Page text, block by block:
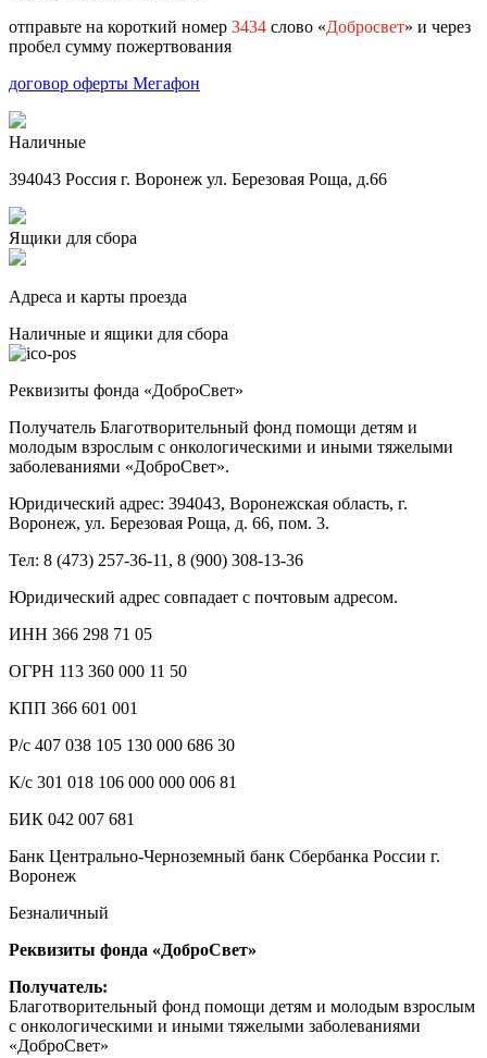
отправьте на короткий номер 3434 слово «Добросвет» и через
пробел сумму пожертвования
договор оферты Мегафон
Наличные
394043 Россия г. Воронеж ул. Березовая Роща, д.66
Ящики для сбора
Адреса и карты проезда
Наличные и ящики для сбора
Реквизиты фонда «ДоброСвет»
Получатель Благотворительный фонд помощи детям и
молодым взрослым с онкологическими и иными тяжелыми
заболеваниями «ДоброСвет».
Юридический адрес: 394043, Воронежская область, г.
Воронеж, ул. Березовая Роща, д. 66, пом. 3.
Тел: 8 (473) 257-36-11, 8 (900) 308-13-36
Юридический адрес совпадает с почтовым адресом.
ИНН 366 298 71 05
ОГРН 113 360 000 11 50
КПП 366 601 001
Р/с 407 038 105 130 000 686 30
К/с 301 018 106 000 000 006 81
БИК 042 007 681
Банк Центрально-Черноземный банк Сбербанка России г.
Воронеж
Безналичный
Реквизиты фонда «ДоброСвет»
Получатель:
Благотворительный фонд помощи детям и молодым взрослым
с онкологическими и иными тяжелыми заболеваниями
«ДоброСвет»